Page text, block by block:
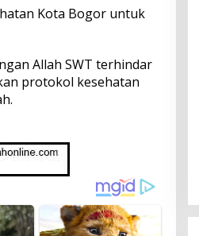
Kota Bogor untuk
Allah SWT terhindar
protokol kesehatan